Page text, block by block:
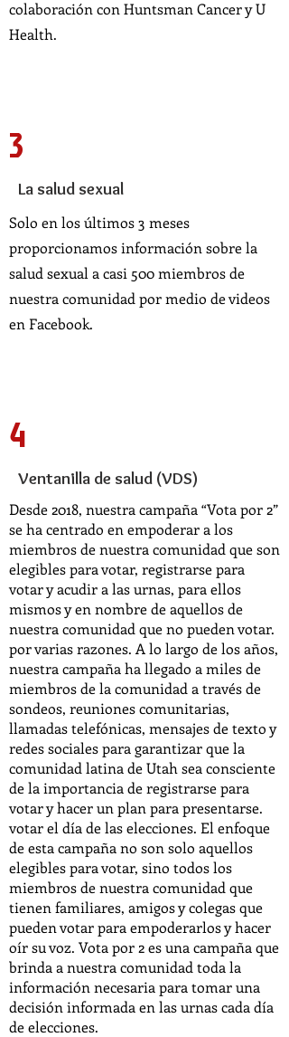
colaboración con Huntsman Cancer y U
Health.
3
La salud sexual
Solo en los últimos 3 meses
proporcionamos información sobre la
salud sexual a casi 500 miembros de
nuestra comunidad por medio de videos
en Facebook.
4
Ventanilla de salud (VDS)
Desde 2018, nuestra campaña “Vota por 2”
se ha centrado en empoderar a los
miembros de nuestra comunidad que son
elegibles para votar, registrarse para
votar y acudir a las urnas, para ellos
mismos y en nombre de aquellos de
nuestra comunidad que no pueden votar.
por varias razones. A lo largo de los años,
nuestra campaña ha llegado a miles de
miembros de la comunidad a través de
sondeos, reuniones comunitarias,
llamadas telefónicas, mensajes de texto y
redes sociales para garantizar que la
comunidad latina de Utah sea consciente
de la importancia de registrarse para
votar y hacer un plan para presentarse.
votar el día de las elecciones. El enfoque
de esta campaña no son solo aquellos
elegibles para votar, sino todos los
miembros de nuestra comunidad que
tienen familiares, amigos y colegas que
pueden votar para empoderarlos y hacer
oír su voz. Vota por 2 es una campaña que
brinda a nuestra comunidad toda la
información necesaria para tomar una
decisión informada en las urnas cada día
de elecciones.